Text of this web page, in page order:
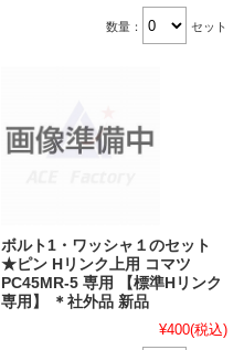
数量： セット
ボルト1・ワッシャ１のセット
★ピン Hリンク上用 コマツ
PC45MR-5 専用 【標準Hリンク
専用】 ＊社外品 新品
¥400(税込)